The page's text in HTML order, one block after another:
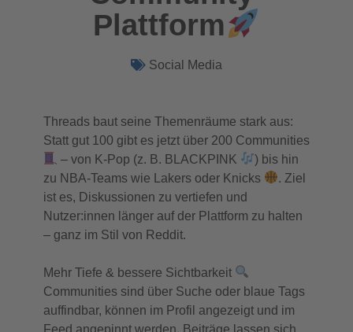
Plattform
Social Media
Threads baut seine Themenräume stark aus:
Statt gut 100 gibt es jetzt über 200 Communities
– von K-Pop (z. B. BLACKPINK
) bis hin
zu NBA-Teams wie Lakers oder Knicks
. Ziel
ist es, Diskussionen zu vertiefen und
Nutzer:innen länger auf der Plattform zu halten
– ganz im Stil von Reddit.
Mehr Tiefe & bessere Sichtbarkeit
Communities sind über Suche oder blaue Tags
auffindbar, können im Profil angezeigt und im
Feed angepinnt werden. Beiträge lassen sich